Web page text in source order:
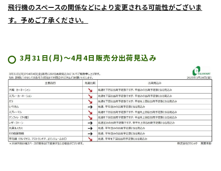
飛行機のスペースの関係などにより変更される可能性がございま
す。予めご了承ください。
3月31日(月)～4月4日販売分出荷見込み